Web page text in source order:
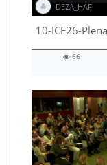
DEZA_HAF
02:25:22 duration
66